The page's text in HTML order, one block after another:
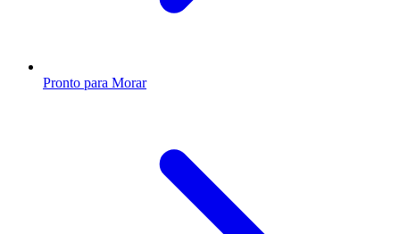
Pronto para Morar